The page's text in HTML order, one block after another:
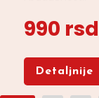
990 rsd
Detaljnije